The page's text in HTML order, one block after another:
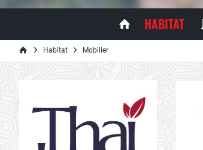
HABITAT
Habitat Mobilier